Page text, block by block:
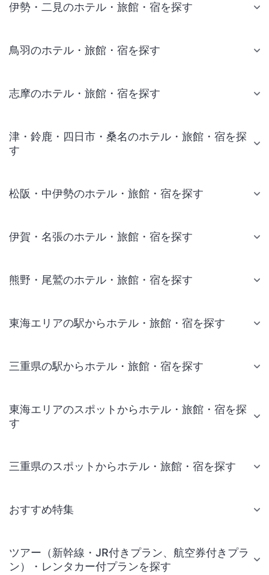
伊勢・二見のホテル・旅館・宿を探す
鳥羽のホテル・旅館・宿を探す
志摩のホテル・旅館・宿を探す
津・鈴鹿・四日市・桑名のホテル・旅館・宿を探
す
松阪・中伊勢のホテル・旅館・宿を探す
伊賀・名張のホテル・旅館・宿を探す
熊野・尾鷲のホテル・旅館・宿を探す
東海エリアの駅からホテル・旅館・宿を探す
三重県の駅からホテル・旅館・宿を探す
東海エリアのスポットからホテル・旅館・宿を探
す
三重県のスポットからホテル・旅館・宿を探す
おすすめ特集
ツアー（新幹線・JR付きプラン、航空券付きプラ
ン）・レンタカー付プランを探す